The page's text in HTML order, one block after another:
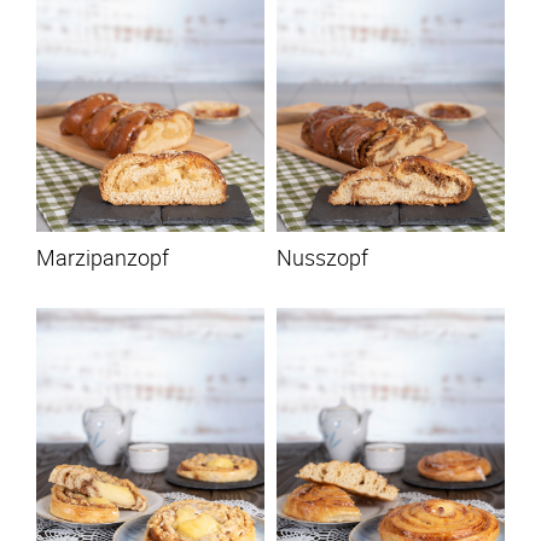
Marzipanzopf Nusszopf